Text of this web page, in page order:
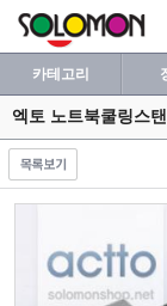
카테고리
엑토 노트북쿨링스